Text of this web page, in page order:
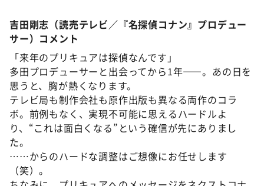
吉田剛志（読売テレビ／『名探偵コナン』プロデュー
サー）コメント
「来年のプリキュアは探偵なんです」
多田プロデューサーと出会ってから1年――。あの日を
思うと、胸が熱くなります。
テレビ局も制作会社も原作出版も異なる両作のコラ
ボ。前例もなく、実現不可能に思えるハードルよ
り、“これは面白くなる”という確信が先にありまし
た。
……からのハードな調整はご想像にお任せします
（笑）。